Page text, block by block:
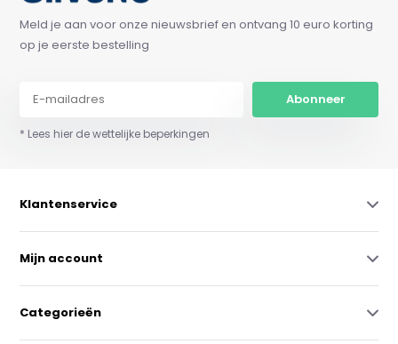
Meld je aan voor onze nieuwsbrief en ontvang 10 euro korting
op je eerste bestelling
Abonneer
* Lees hier de wettelijke beperkingen
Klantenservice
Mijn account
Categorieën